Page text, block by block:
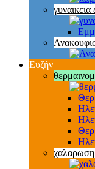
γυναικεια
Ευζήν